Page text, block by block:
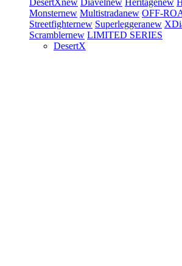
DesertXnew Diavelnew Heritagenew
Monsternew Multistradanew OFF-
Streetfighternew Superleggeranew
Scramblernew LIMITED SERIES
DesertX